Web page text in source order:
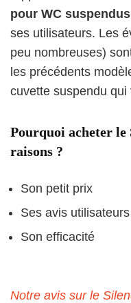
pour WC
ses utilisateurs. Les
peu nombreuses)
les précédents
cuvette suspendu qui
Pourquoi acheter le
raisons ?
Son petit prix
Ses avis
Son efficacité
Notre avis sur le